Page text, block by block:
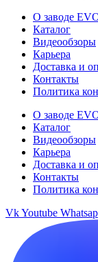
О заводе
Каталог
Видеообзоры
Карьера
Доставка и
Контакты
Политика
О заводе
Каталог
Видеообзоры
Карьера
Доставка и
Контакты
Политика
VkYoutube